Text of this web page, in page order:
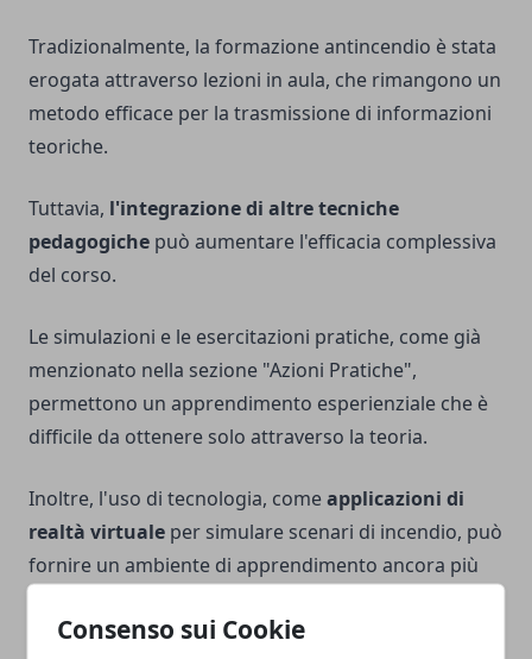
Consenso sui Cookie
Tradizionalmente, la formazione antincendio è stata
erogata attraverso lezioni in aula, che rimangono un
metodo efficace per la trasmissione di informazioni
teoriche.
Tuttavia, l'integrazione di altre tecniche
pedagogiche può aumentare l'efficacia complessiva
del corso.
Le simulazioni e le esercitazioni pratiche, come già
menzionato nella sezione "Azioni Pratiche",
permettono un apprendimento esperienziale che è
difficile da ottenere solo attraverso la teoria.
Inoltre, l'uso di tecnologia, comeapplicazioni di
realtà virtuale per simulare scenari di incendio, può
fornire un ambiente di apprendimento ancora più